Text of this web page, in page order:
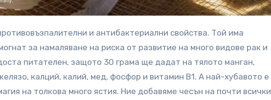
и антибактериални свойства. Той има
за намаляване на риска от развитие на много видове рак и
питателен, защото 30 грама ще дадат на тялото манган,
калций, калий, мед, фосфор и витамин В1. А най-хубавото е
на толкова много ястия. Ние добавяме чесън на почти всички